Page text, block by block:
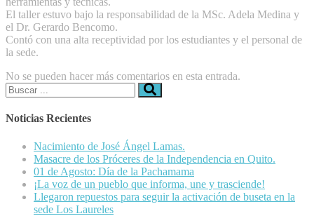
El taller estuvo bajo la responsabilidad de la MSc. Adela Medina y
el Dr. Gerardo Bencomo.
Contó con una alta receptividad por los estudiantes y el personal de
la sede.
No se pueden hacer más comentarios en esta entrada.
Buscar:
Noticias Recientes
Nacimiento de José Ángel Lamas.
Masacre de los Próceres de la Independencia en Quito.
01 de Agosto: Día de la Pachamama
¡La voz de un pueblo que informa, une y trasciende!
Llegaron repuestos para seguir la activación de buseta en la
sede Los Laureles